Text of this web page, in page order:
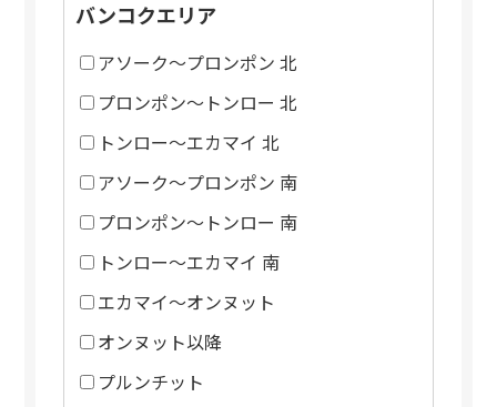
バンコクエリア
アソーク～プロンポン 北
プロンポン～トンロー 北
トンロー～エカマイ 北
アソーク～プロンポン 南
プロンポン～トンロー 南
トンロー～エカマイ 南
エカマイ～オンヌット
オンヌット以降
プルンチット